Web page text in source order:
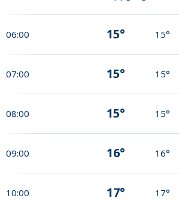
06:00 15° 15°
07:00 15° 15°
08:00 15° 15°
09:00 16° 16°
10:00 17° 17°